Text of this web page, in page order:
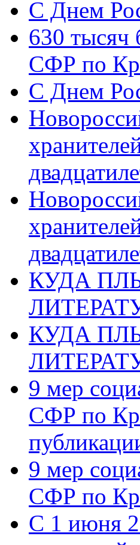
C Днем
630 тысяч
СФР по
C Днем
КУДА
КУДА
9 мер
СФР по
9 мер
СФР по
С 1 июня